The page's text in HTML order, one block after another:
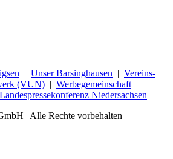
| Unser Barsinghausen | Vereins-
(VUN) | Werbegemeinschaft
Landespressekonferenz Niedersachsen
| Alle Rechte vorbehalten